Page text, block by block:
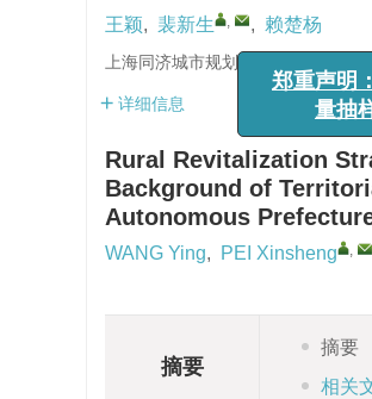
王颖, 裴新生 , , 赖楚杨
上海同济城市规划设计研究院有限公
详细信息
Rural Revitalization
Background of
Autonomous
WANG Ying, PEI Xinsheng ,
摘要
摘要
相关
郑重声明：
量抽样